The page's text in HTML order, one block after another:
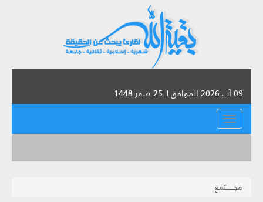
09 آب 2026 الموافق لـ 25 صفر 1448
القائمة
مجــــــتمع